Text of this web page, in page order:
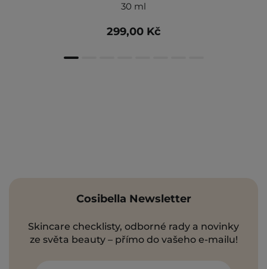
30 ml
299,00 Kč
Cosibella Newsletter
Skincare checklisty, odborné rady a novinky
ze světa beauty – přímo do vašeho e-mailu!